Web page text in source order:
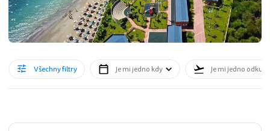
Všechny filtry Je mi jedno kdy Je mi jedno odkud